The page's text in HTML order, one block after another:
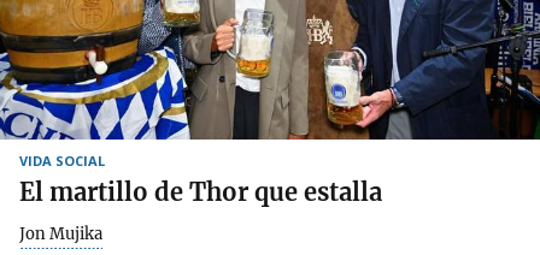
VIDA SOCIAL
El martillo de Thor que estalla
Jon Mujika